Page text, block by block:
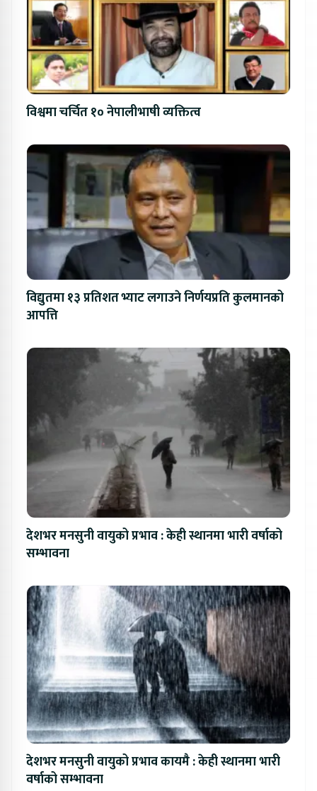
विश्वमा चर्चित १० नेपालीभाषी व्यक्तित्व
विद्युतमा १३ प्रतिशत भ्याट लगाउने निर्णयप्रति कुलमानको
आपत्ति
देशभर मनसुनी वायुको प्रभाव : केही स्थानमा भारी वर्षाको
सम्भावना
देशभर मनसुनी वायुको प्रभाव कायमै : केही स्थानमा भारी
वर्षाको सम्भावना